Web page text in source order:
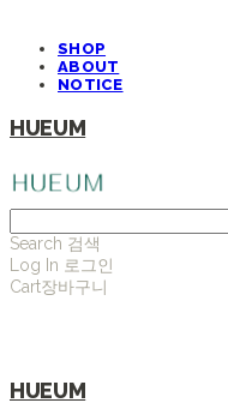
SHOP
ABOUT
NOTICE
HUEUM
Search 검색
Log In 로그인
Cart장바구니
HUEUM